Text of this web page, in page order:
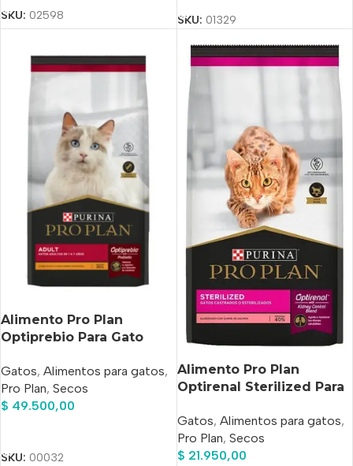
SKU: 02598 SKU: 01329
Alimento Pro Plan
Optiprebio Para Gato
Arroz En Bolsa De 3 kg
Gatos, Alimentos para gatos,
Pro Plan, Secos
$ 49.500,00
SKU: 00032
Alimento Pro Plan
Optirenal Sterilized Para
Salmón Y Arroz En Bolsa
De 1 kg
Gatos, Alimentos para gatos,
Pro Plan, Secos
$ 21.950,00